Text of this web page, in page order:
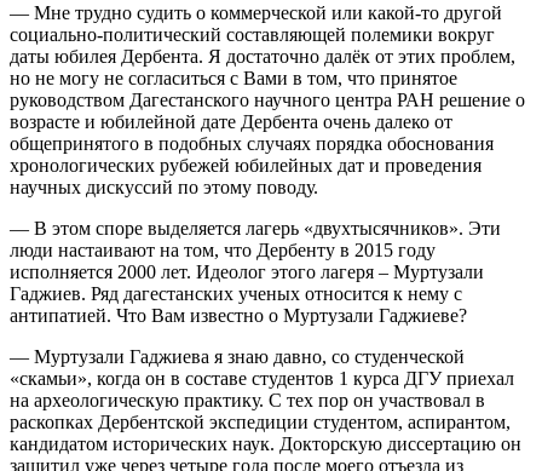
— Мне трудно судить о коммерческой или какой-то другой
социально-политический составляющей полемики вокруг
даты юбилея Дербента. Я достаточно далёк от этих проблем,
но не могу не согласиться с Вами в том, что принятое
руководством Дагестанского научного центра РАН решение о
возрасте и юбилейной дате Дербента очень далеко от
общепринятого в подобных случаях порядка обоснования
хронологических рубежей юбилейных дат и проведения
научных дискуссий по этому поводу.
— В этом споре выделяется лагерь «двухтысячников». Эти
люди настаивают на том, что Дербенту в 2015 году
исполняется 2000 лет. Идеолог этого лагеря – Муртузали
Гаджиев. Ряд дагестанских ученых относится к нему с
антипатией. Что Вам известно о Муртузали Гаджиеве?
— Муртузали Гаджиева я знаю давно, со студенческой
«скамьи», когда он в составе студентов 1 курса ДГУ приехал
на археологическую практику. С тех пор он участвовал в
раскопках Дербентской экспедиции студентом, аспирантом,
кандидатом исторических наук. Докторскую диссертацию он
защитил уже через четыре года после моего отъезда из